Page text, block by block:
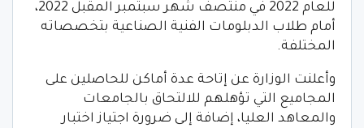
للعام 2022 في منتصف شهر سبتمبر المقبل 2022،
أمام طلاب الدبلومات الفنية الصناعية بتخصصاته
المختلفة.
وأعلنت الوزارة عن إتاحة عدة أماكن للحاصلين على
المجاميع التي تؤهلهم للالتحاق بالجامعات
والمعاهد العليا، إضافة إلى ضرورة اجتياز اختبار